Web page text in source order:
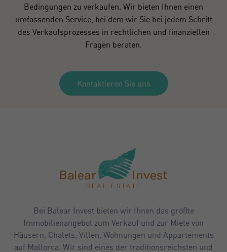
Bedingungen zu verkaufen. Wir bieten Ihnen einen
umfassenden Service, bei dem wir Sie bei jedem Schritt
des Verkaufsprozesses in rechtlichen und finanziellen
Fragen beraten.
Kontaktieren Sie uns
Bei Balear Invest bieten wir Ihnen das größte
Immobilienangebot zum Verkauf und zur Miete von
Häusern, Chalets, Villen, Wohnungen und Appartements
auf Mallorca. Wir sind eines der traditionsreichsten und